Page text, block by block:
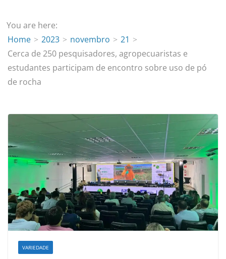
You are here:
Home
2023 novembro
21
Cerca de 250 pesquisadores, agropecuaristas e
estudantes participam de encontro sobre uso de pó
de rocha
VARIEDADE